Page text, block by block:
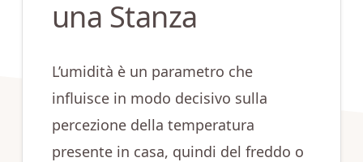
una Stanza
L’umidità è un parametro che
influisce in modo decisivo sulla
percezione della temperatura
presente in casa, quindi del freddo o